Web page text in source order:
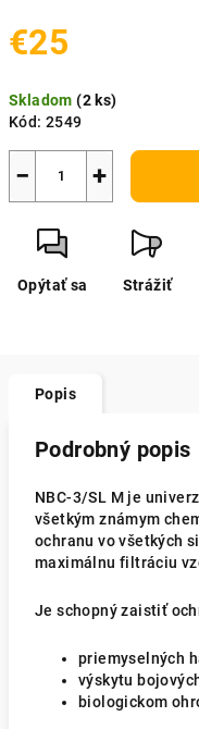
€25
cena:
Skladom(2 ks)
Kód: 2549
+
−
Opýtať sa Strážiť
Popis
Podrobný popis
NBC-3/SL M je
všetkým známym
ochranu vo všetkých
maximálnu filtráciu
Je schopný zaistiť
priemyselných
výskytu
biologickom